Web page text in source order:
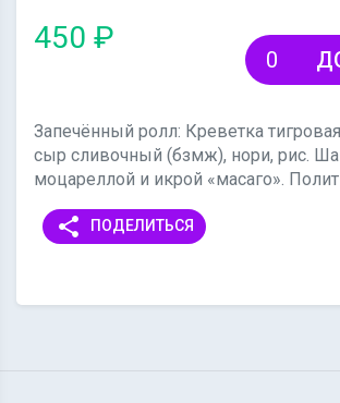
450 ₽
Запечённый ролл: Креветка
сыр сливочный (бзмж), нори, рис.
моцареллой и икрой «масаго».
share ПОДЕЛИТЬСЯ